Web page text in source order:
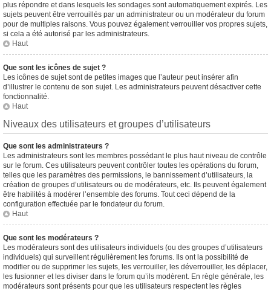
plus répondre et dans lesquels les sondages sont automatiquement expirés. Les
sujets peuvent être verrouillés par un administrateur ou un modérateur du forum
pour de multiples raisons. Vous pouvez également verrouiller vos propres sujets,
si cela a été autorisé par les administrateurs.
Haut
Que sont les icônes de sujet ?
Les icônes de sujet sont de petites images que l’auteur peut insérer afin
d’illustrer le contenu de son sujet. Les administrateurs peuvent désactiver cette
fonctionnalité.
Haut
Niveaux des utilisateurs et groupes d’utilisateurs
Que sont les administrateurs ?
Les administrateurs sont les membres possédant le plus haut niveau de contrôle
sur le forum. Ces utilisateurs peuvent contrôler toutes les opérations du forum,
telles que les paramètres des permissions, le bannissement d’utilisateurs, la
création de groupes d’utilisateurs ou de modérateurs, etc. Ils peuvent également
être habilités à modérer l’ensemble des forums. Tout ceci dépend de la
configuration effectuée par le fondateur du forum.
Haut
Que sont les modérateurs ?
Les modérateurs sont des utilisateurs individuels (ou des groupes d’utilisateurs
individuels) qui surveillent régulièrement les forums. Ils ont la possibilité de
modifier ou de supprimer les sujets, les verrouiller, les déverrouiller, les déplacer,
les fusionner et les diviser dans le forum qu’ils modèrent. En règle générale, les
modérateurs sont présents pour que les utilisateurs respectent les règles